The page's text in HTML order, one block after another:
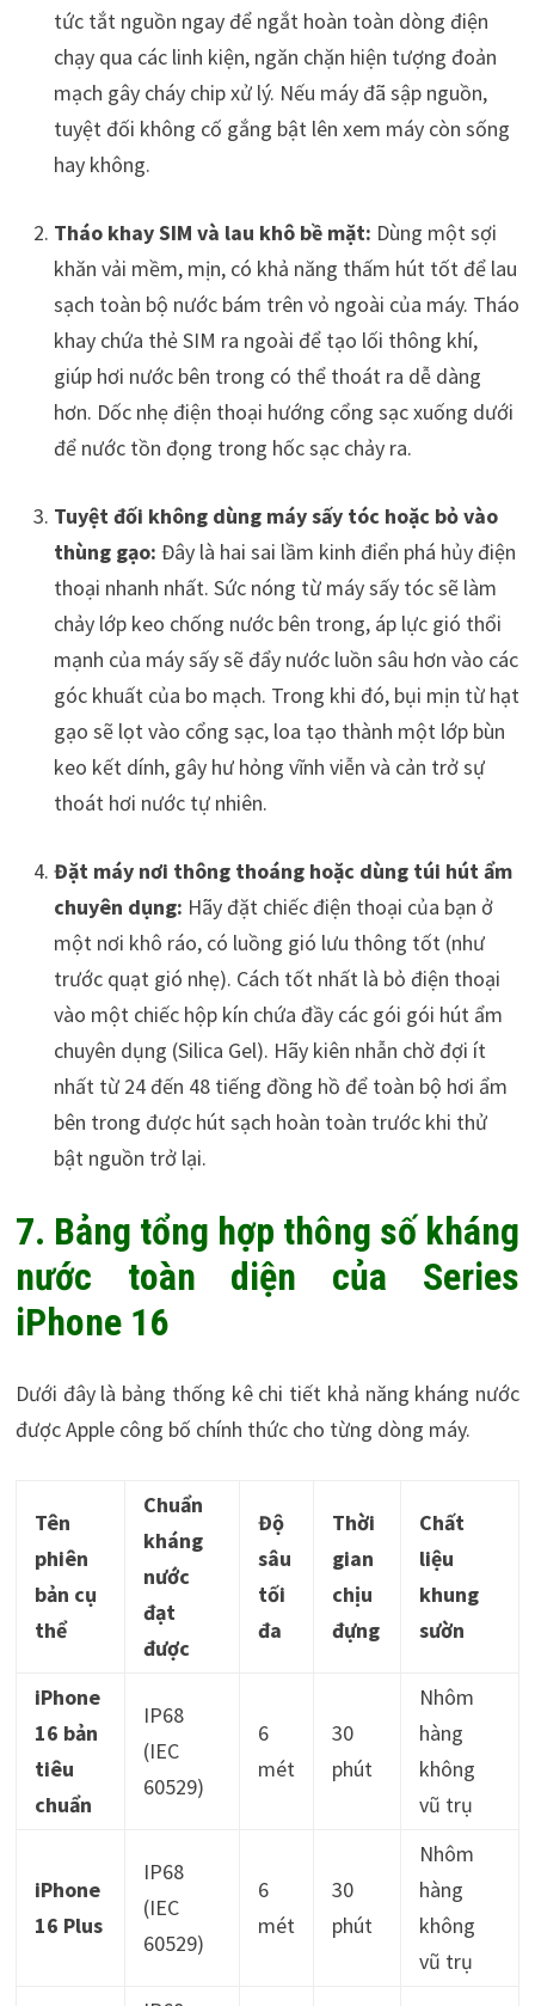
tức tắt nguồn ngay để ngắt hoàn toàn dòng điện
chạy qua các linh kiện, ngăn chặn hiện tượng đoản
mạch gây cháy chip xử lý. Nếu máy đã sập nguồn,
tuyệt đối không cố gắng bật lên xem máy còn sống
hay không.
Tháo khay SIM và lau khô bề mặt: Dùng một sợi
khăn vải mềm, mịn, có khả năng thấm hút tốt để lau
sạch toàn bộ nước bám trên vỏ ngoài của máy. Tháo
khay chứa thẻ SIM ra ngoài để tạo lối thông khí,
giúp hơi nước bên trong có thể thoát ra dễ dàng
hơn. Dốc nhẹ điện thoại hướng cổng sạc xuống dưới
để nước tồn đọng trong hốc sạc chảy ra.
Tuyệt đối không dùng máy sấy tóc hoặc bỏ vào
thùng gạo: Đây là hai sai lầm kinh điển phá hủy điện
thoại nhanh nhất. Sức nóng từ máy sấy tóc sẽ làm
chảy lớp keo chống nước bên trong, áp lực gió thổi
mạnh của máy sấy sẽ đẩy nước luồn sâu hơn vào các
góc khuất của bo mạch. Trong khi đó, bụi mịn từ hạt
gạo sẽ lọt vào cổng sạc, loa tạo thành một lớp bùn
keo kết dính, gây hư hỏng vĩnh viễn và cản trở sự
thoát hơi nước tự nhiên.
Đặt máy nơi thông thoáng hoặc dùng túi hút ẩm
chuyên dụng: Hãy đặt chiếc điện thoại của bạn ở
một nơi khô ráo, có luồng gió lưu thông tốt (như
trước quạt gió nhẹ). Cách tốt nhất là bỏ điện thoại
vào một chiếc hộp kín chứa đầy các gói gói hút ẩm
chuyên dụng (Silica Gel). Hãy kiên nhẫn chờ đợi ít
nhất từ 24 đến 48 tiếng đồng hồ để toàn bộ hơi ẩm
bên trong được hút sạch hoàn toàn trước khi thử
bật nguồn trở lại.
7. Bảng tổng hợp thông số kháng
nước toàn diện của Series
iPhone 16
Dưới đây là bảng thống kê chi tiết khả năng kháng nước
được Apple công bố chính thức cho từng dòng máy.
Tên
phiên
bản cụ
thể
Chuẩn
kháng
nước
đạt
được
Độ
sâu
tối
đa
Thời
gian
chịu
đựng
Chất
liệu
khung
sườn
iPhone
16 bản
tiêu
chuẩn
IP68
(IEC
60529)
6
mét
30
phút
Nhôm
hàng
không
vũ trụ
iPhone
16 Plus
IP68
(IEC
60529)
6
mét
30
phút
Nhôm
hàng
không
vũ trụ